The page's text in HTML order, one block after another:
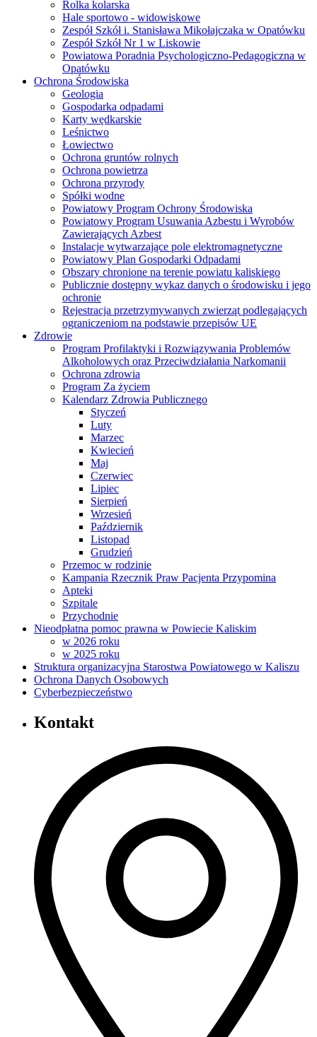
Rolka kolarska
Hale sportowo - widowiskowe
Zespół Szkół i. Stanisława Mikołajczaka w Opatówku
Zespół Szkół Nr 1 w Liskowie
Powiatowa Poradnia Psychologiczno-Pedagogiczna w
Opatówku
Ochrona Środowiska
Geologia
Gospodarka odpadami
Karty wędkarskie
Leśnictwo
Łowiectwo
Ochrona gruntów rolnych
Ochrona powietrza
Ochrona przyrody
Spółki wodne
Powiatowy Program Ochrony Środowiska
Powiatowy Program Usuwania Azbestu i Wyrobów
Zawierających Azbest
Instalacje wytwarzające pole elektromagnetyczne
Powiatowy Plan Gospodarki Odpadami
Obszary chronione na terenie powiatu kaliskiego
Publicznie dostępny wykaz danych o środowisku i jego
ochronie
Rejestracja przetrzymywanych zwierząt podlegających
ograniczeniom na podstawie przepisów UE
Zdrowie
Program Profilaktyki i Rozwiązywania Problemów
Alkoholowych oraz Przeciwdziałania Narkomanii
Ochrona zdrowia
Program Za życiem
Kalendarz Zdrowia Publicznego
Styczeń
Luty
Marzec
Kwiecień
Maj
Czerwiec
Lipiec
Sierpień
Wrzesień
Październik
Listopad
Grudzień
Przemoc w rodzinie
Kampania Rzecznik Praw Pacjenta Przypomina
Apteki
Szpitale
Przychodnie
Nieodpłatna pomoc prawna w Powiecie Kaliskim
w 2026 roku
w 2025 roku
Struktura organizacyjna Starostwa Powiatowego w Kaliszu
Ochrona Danych Osobowych
Cyberbezpieczeństwo
Kontakt